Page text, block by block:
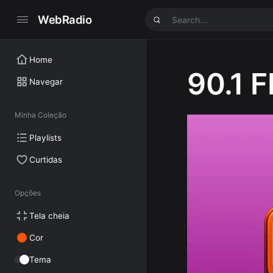
WebRadio
Home
Navegar
Minha Coleção
Playlists
Curtidas
Opções
Tela cheia
Cor
Tema
90.1